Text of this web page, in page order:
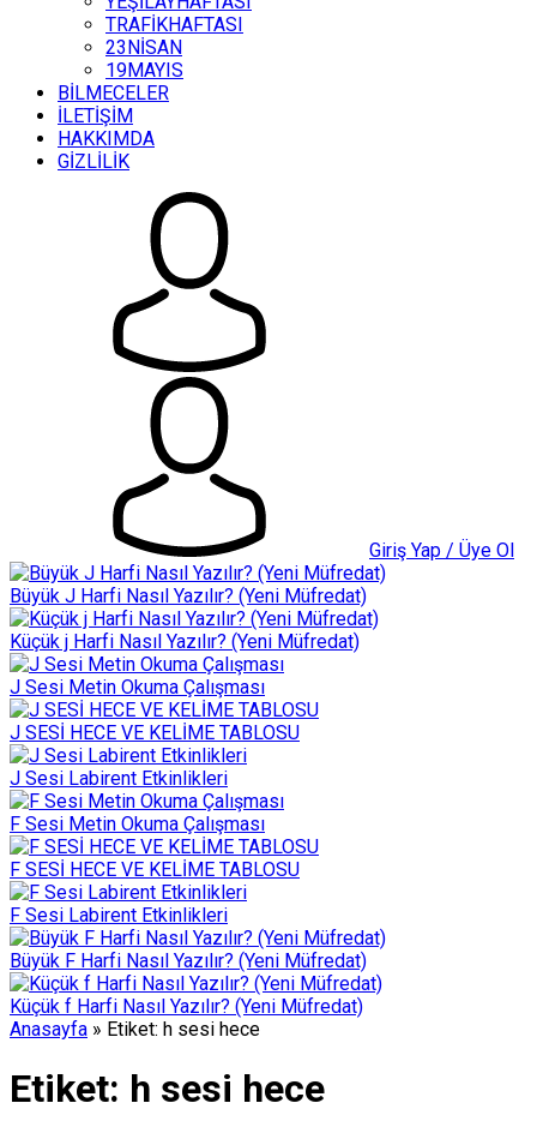
TRAFİKHAFTASI
23NİSAN
19MAYIS
BİLMECELER
İLETİŞİM
HAKKIMDA
GİZLİLİK
Giriş Yap / Üye Ol
Büyük J Harfi Nasıl Yazılır? (Yeni Müfredat)
Küçük j Harfi Nasıl Yazılır? (Yeni Müfredat)
J Sesi Metin Okuma Çalışması
J SESİ HECE VE KELİME TABLOSU
J Sesi Labirent Etkinlikleri
F Sesi Metin Okuma Çalışması
F SESİ HECE VE KELİME TABLOSU
F Sesi Labirent Etkinlikleri
Büyük F Harfi Nasıl Yazılır? (Yeni Müfredat)
Küçük f Harfi Nasıl Yazılır? (Yeni Müfredat)
Anasayfa » Etiket: h sesi hece
Etiket: h sesi hece